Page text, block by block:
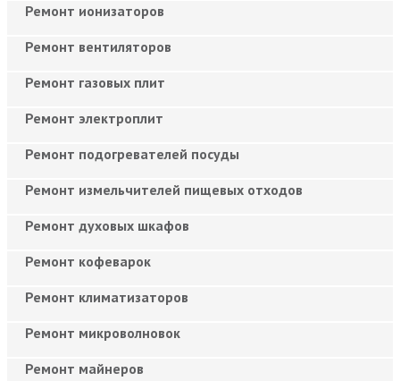
Ремонт ионизаторов
Ремонт вентиляторов
Ремонт газовых плит
Ремонт электроплит
Ремонт подогревателей посуды
Ремонт измельчителей пищевых отходов
Ремонт духовых шкафов
Ремонт кофеварок
Ремонт климатизаторов
Ремонт микроволновок
Ремонт майнеров